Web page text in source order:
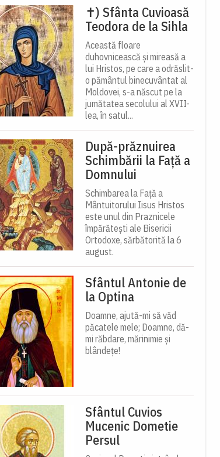
✝) Sfânta Cuvioasă
Teodora de la Sihla
Această floare
duhovnicească și mireasă a
lui Hristos, pe care a odrăslit-
o pământul binecuvântat al
Moldovei, s-a născut pe la
jumătatea secolului al XVII-
lea, în satul...
După-prăznuirea
Schimbării la Față a
Domnului
Schimbarea la Față a
Mântuitorului Iisus Hristos
este unul din Praznicele
împărătești ale Bisericii
Ortodoxe, sărbătorită la 6
august.
Sfântul Antonie de
la Optina
Doamne, ajută-mi să văd
păcatele mele; Doamne, dă-
mi răbdare, mărinimie şi
blândeţe!
Sfântul Cuvios
Mucenic Dometie
Persul